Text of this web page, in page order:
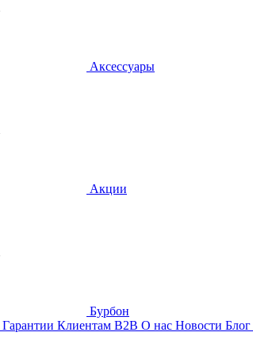
Аксессуары
Акции
Бурбон
Гарантии Клиентам B2B О нас Новости Блог